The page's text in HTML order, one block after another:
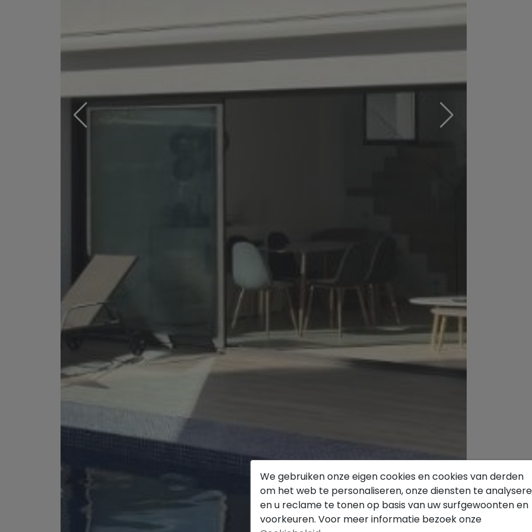
We gebruiken onze eigen cookies en cookies van derden
om het web te personaliseren, onze diensten te
en u reclame te tonen op basis van uw surfgewoonten en
voorkeuren. Voor meer informatie bezoek onze